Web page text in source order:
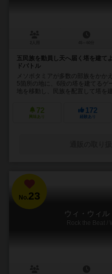
五民族を動員し天へ届く塔を建て
ドバトル
メソポタミアが多数の部族をかか
5箇所の地に、6段の塔を建てるゲ
地を移動し、民族を配置して塔を
72
興味あり
172
経験あり
No.23
ウィ・ウィ
Rock the Beat /